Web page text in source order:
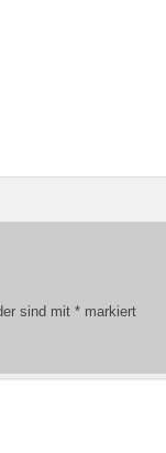
sind mit * markiert